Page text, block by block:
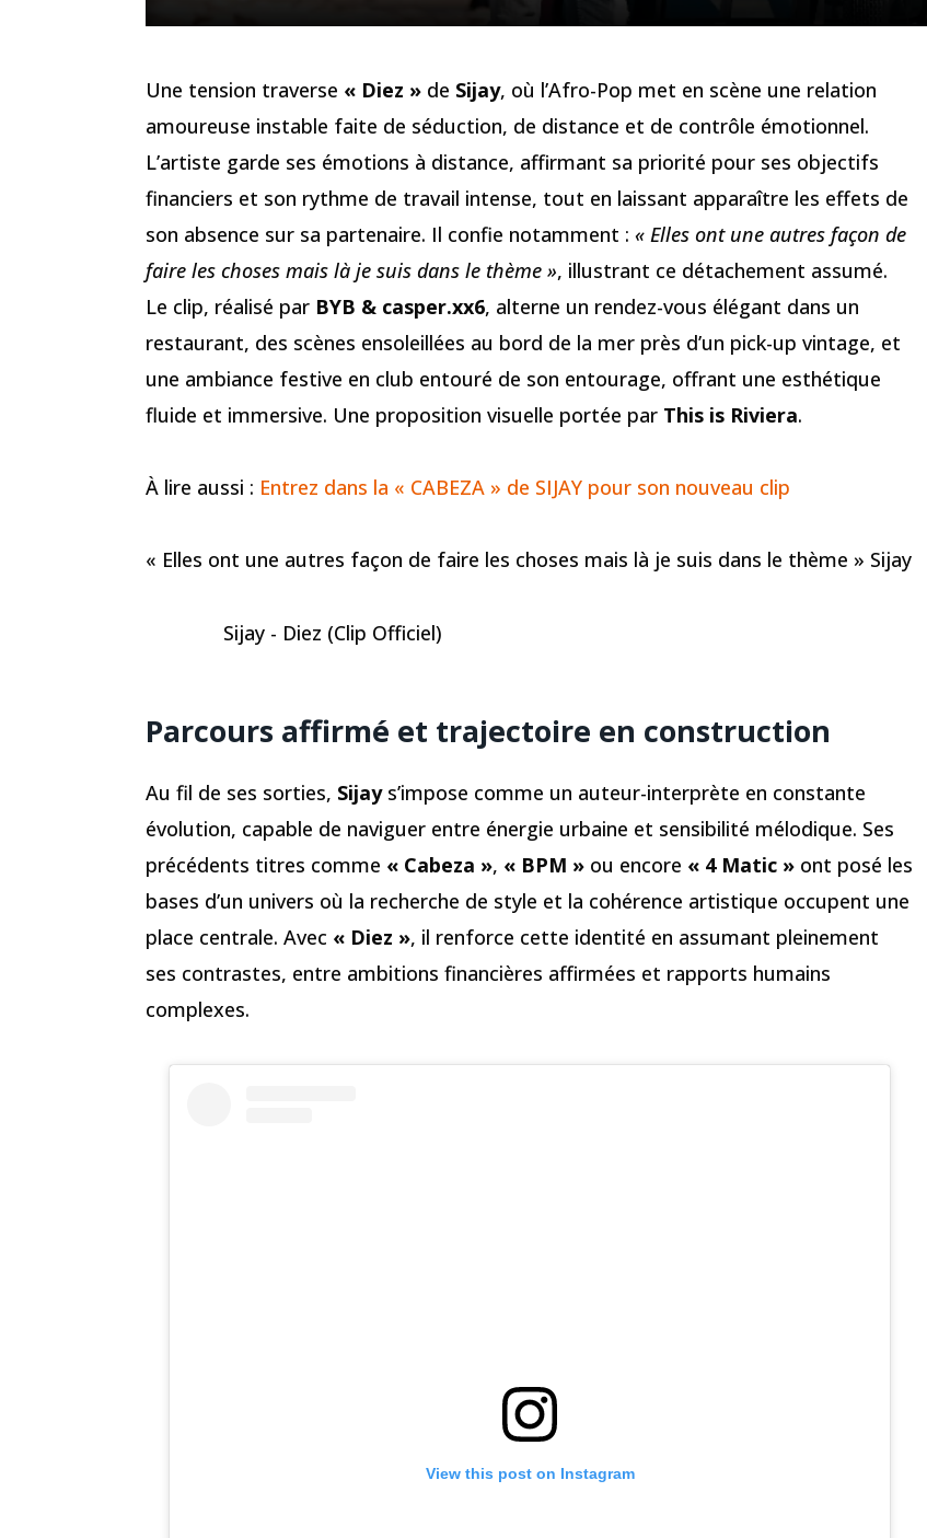
Une tension traverse « Diez » de Sijay, où l’Afro-Pop met en scène une relation
amoureuse instable faite de séduction, de distance et de contrôle émotionnel.
L’artiste garde ses émotions à distance, affirmant sa priorité pour ses objectifs
financiers et son rythme de travail intense, tout en laissant apparaître les effets de
son absence sur sa partenaire. Il confie notamment : « Elles ont une autres façon de
faire les choses mais là je suis dans le thème », illustrant ce détachement assumé.
Le clip, réalisé par BYB & casper.xx6, alterne un rendez-vous élégant dans un
restaurant, des scènes ensoleillées au bord de la mer près d’un pick-up vintage, et
une ambiance festive en club entouré de son entourage, offrant une esthétique
fluide et immersive. Une proposition visuelle portée par This is Riviera.
À lire aussi : Entrez dans la « CABEZA » de SIJAY pour son nouveau clip
« Elles ont une autres façon de faire les choses mais là je suis dans le thème » Sijay
Sijay - Diez (Clip Officiel)
Parcours affirmé et trajectoire en construction
Au fil de ses sorties, Sijays’impose comme un auteur-interprète en constante
évolution, capable de naviguer entre énergie urbaine et sensibilité mélodique. Ses
précédents titres comme « Cabeza », « BPM » ou encore « 4 Matic » ont posé les
bases d’un univers où la recherche de style et la cohérence artistique occupent une
place centrale. Avec « Diez », il renforce cette identité en assumant pleinement
ses contrastes, entre ambitions financières affirmées et rapports humains
complexes.
View this post on Instagram